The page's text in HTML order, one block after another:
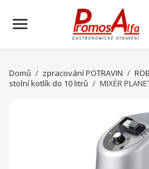
Domů zpracování POTRAVIN
stolní kotlík do 10 litrů
MIXÉR